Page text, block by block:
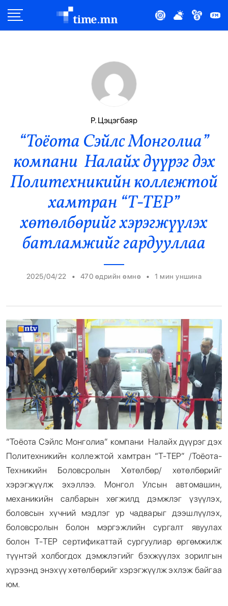
Эдийн Засаг
Нийтлэлчийн Булан
Эрүүл Мэнд
Орон Нутаг
Спорт
Энтертайнмент
Эрэн Сурвалжилга
Р. Цэцэгбаяр
“Тоёота Сэйлс Монголиа”
компани Налайх дүүрэг дэх
Политехникийн коллежтой
хамтран “Т-ТЕР”
хөтөлбөрийг хэрэгжүүлэх
батламжийг гардууллаа
2025/04/22 • 470 өдрийн өмнө • 1 мин уншина
“Тоёота Сэйлс Монголиа” компани Налайх дүүрэг дэх
Политехникийн коллежтой хамтран “Т-ТЕР” /Тоёота-
Техникийн Боловсролын Хөтөлбөр/ хөтөлбөрийг
хэрэгжүүлж эхэллээ. Монгол Улсын автомашин,
механикийн салбарын хөгжилд дэмжлэг үзүүлэх,
боловсын хүчний мэдлэг ур чадварыг дээшлүүлэх,
боловсролын болон мэргэжлийн сургалт явуулах
болон Т-ТЕР сертификаттай сургуулиар өргөмжилж
түүнтэй холбогдох дэмжлэгийг бэхжүүлэх зорилгын
хүрээнд энэхүү хөтөлбөрийг хэрэгжүүлж эхлэж байгаа
юм.